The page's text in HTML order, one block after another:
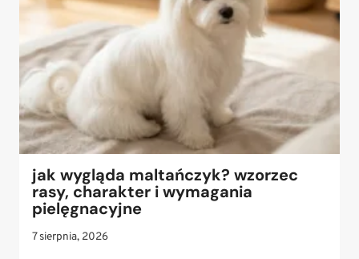
CO
POMAGA?
KOMPENDIUM
WIEDZY
DAWKOWANIU
I
WŁAŚCIWOŚCIACH
jak wygląda maltańczyk? wzorzec
rasy, charakter i wymagania
pielęgnacyjne
7 sierpnia, 2026